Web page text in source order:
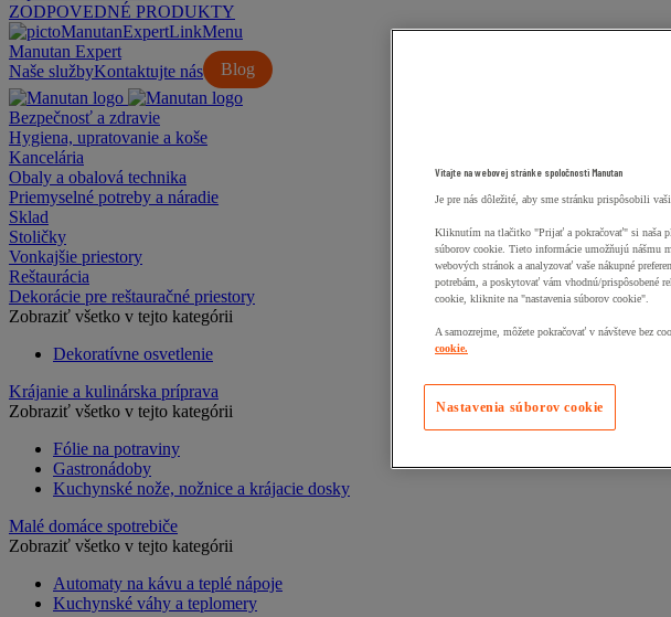
ZODPOVEDNÉ PRODUKTY
Manutan Expert
Naše služby
Blog
Kontaktujte nás
Bezpečnosť a zdravie
Hygiena, upratovanie a koše
Kancelária
Obaly a obalová technika
Priemyselné potreby a náradie
Sklad
Stoličky
Vonkajšie priestory
Reštaurácia
Dekorácie pre reštauračné priestory
Zobraziť všetko v tejto kategórii
Dekoratívne osvetlenie
Krájanie a kulinárska príprava
Zobraziť všetko v tejto kategórii
Fólie na potraviny
Gastronádoby
Kuchynské nože, nožnice a krájacie dosky
Malé domáce spotrebiče
Zobraziť všetko v tejto kategórii
Automaty na kávu a teplé nápoje
Kuchynské váhy a teplomery
Vitajte na webovej stránke spoločnosti Manutan
Je pre nás dôležité, aby sme stránku prispôsobili
Kliknutím na tlačitko "Prijať a pokračovať" si naša
súborov cookie. Tieto informácie umožňujú nášmu
webových stránok a analyzovať vaše nákupné
potrebám, a poskytovať vám vhodnú/prispôsobené
cookie, kliknite na "nastavenia súborov cookie".
A samozrejme, môžete pokračovať v návšteve bez
cookie.
Nastavenia súborov cookie